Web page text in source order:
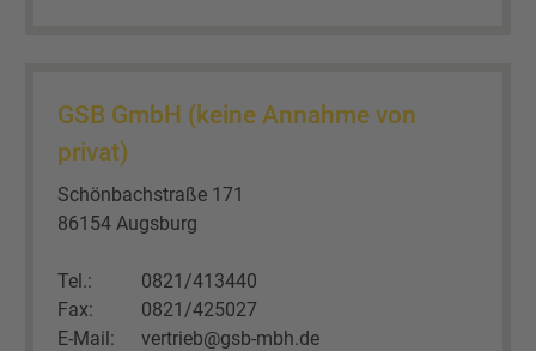
GSB GmbH (keine Annahme von
privat)
Schönbachstraße 171
86154 Augsburg
Tel.:
0821/413440
Fax:
0821/425027
E-Mail:
vertrieb@gsb-mbh.de